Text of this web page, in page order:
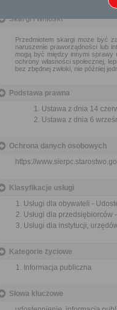
Skargi i wnioski
Przedmiotem skargi może być
naruszenie praworządności lub
mogą być między innymi sprawy
ochrony własności społecznej,
bez zbędnej zwłoki, nie później
Podstawa prawna
Ustawa z dnia 14
Ustawa z dnia 6
Ochrona danych osobowych
https://
Klasyfikacje usługi
Usługi dla obywateli -
Usługi dla
Usługi dla instytucji,
Kategorie życiowe
Informacja publiczna
Słowa kluczowe